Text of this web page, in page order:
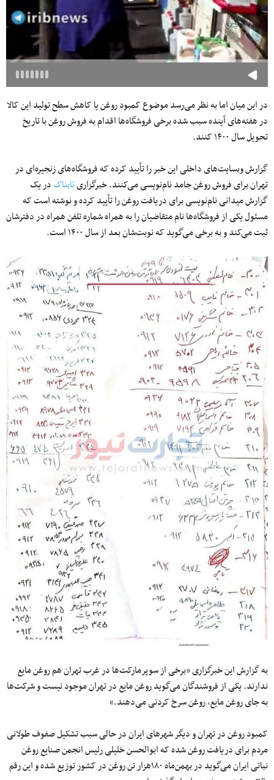
در این میان اما به نظر می‌رسد موضوع کمبود روغن یا کاهش سطح تولید این کالا
در هفته‌های آینده سبب شده برخی فروشگاه‌ها اقدام به فروش روغن با تاریخ
تحویل سال ۱۴۰۰ کنند.
گزارش وبسایت‌های داخلی این خبر را تأیید کرده که فروشگاه‌های زنجیره‌ای در
تهران برای فروش روغن جامد نام‌نویسی می‌کنند. خبرگزاریتابناکدر یک
گزارش میدانی نام‌نویسی برای دریافت روغن را تأیید کرده و نوشته است که
مسئول یکی از فروشگاه‌ها نام متقاضیان را به همراه شماره تلفن همراه در دفترشان
ثبت‌ می‌کند و به برخی می‌گوید که نوبت‌شان بعد از سال ۱۴۰۰ است.
به گزارش این خبرگزاری «برخی از سوپرمارکت‌ها در غرب تهران هم روغن مایع
ندارند. یکی از فروشندگان می‌گوید روغن مایع در تهران موجود نیست و شرکت‌ها
به جای روغن مایع، روغن سرخ کردنی می‌دهند.»
کمبود روغن در تهران و دیگر شهرهای ایران در حالی سبب تشکیل صفوف طولانی
مردم برای دریافت روغن شده که ابوالحسن خلیلی رئیس انجمن صنایع روغن
نباتی ایران می‌گوید در بهمن‌ماه ۱۸۰هزار تن روغن در کشور توزیع شده و این رقم